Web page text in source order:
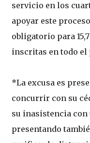
servicio en los
apoyar este
obligatorio para
inscritas en todo el
*La excusa es
concurrir con su
su inasistencia
presentando